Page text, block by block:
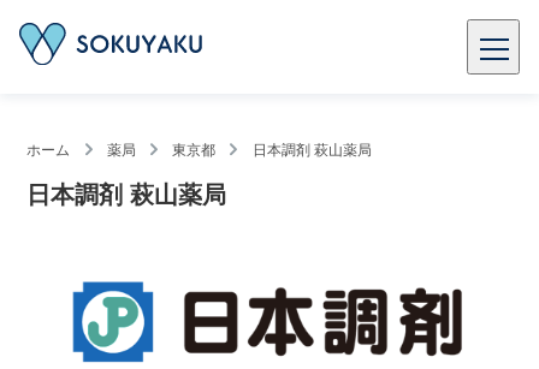
ホーム 薬局 東京都 日本調剤 萩山薬局
日本調剤 萩山薬局